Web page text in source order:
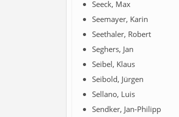
Seeck, Max
Seemayer, Karin
Seethaler, Robert
Seghers, Jan
Seibel, Klaus
Seibold, Jürgen
Sellano, Luis
Sendker, Jan-Philipp